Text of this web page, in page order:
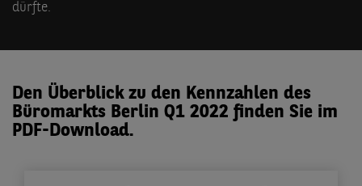
dürfte.
Den Überblick zu den Kennzahlen des
Büromarkts Berlin Q1 2022 finden Sie im
PDF-Download.